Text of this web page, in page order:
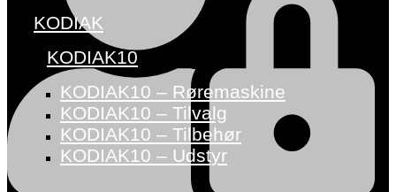
KODIAK
KODIAK10
KODIAK10 – Røremaskine
KODIAK10 – Tilvalg
KODIAK10 – Tilbehør
KODIAK10 – Udstyr